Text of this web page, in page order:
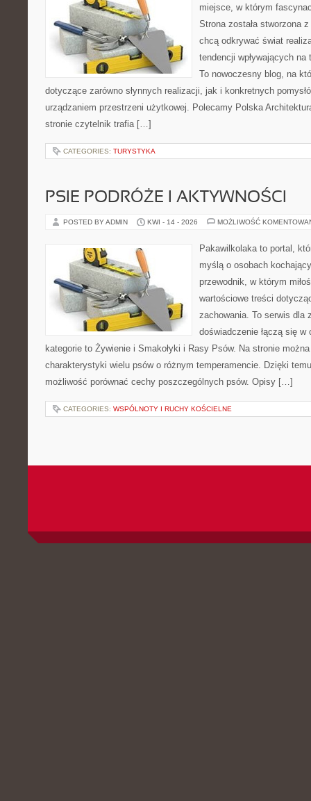
miejsce, w którym
Strona została stworzona
chcą odkrywać świat
tendencji wpływających
To nowoczesny blog, na
dotyczące zarówno słynnych realizacji, jak i konkretnych
urządzaniem przestrzeni użytkowej. Polecamy Polska
stronie czytelnik trafia […]
CATEGORIES: TURYSTYKA
PSIE PODRÓŻE I AKTYWNOŚCI
POSTED BY ADMIN KWI - 14 - 2026 MOŻLIWOŚĆ
Pakawilkolaka to portal,
myślą o osobach
przewodnik, w którym
wartościowe treści
zachowania. To serwis dla
doświadczenie łączą się
kategorie to Żywienie i Smakołyki i Rasy Psów. Na stronie
charakterystyki wielu psów o różnym temperamencie. Dzięki
możliwość porównać cechy poszczególnych psów. Opisy […]
CATEGORIES: WSPÓLNOTY I RUCHY KOŚCIELNE